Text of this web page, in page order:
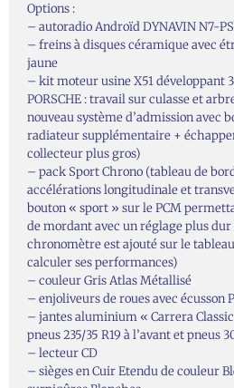
Options :
– autoradio Androïd DYNAVIN N7-
– freins à disques céramique avec
jaune
– kit moteur usine X51 développant
PORSCHE : travail sur culasse et
nouveau système d’admission avec
radiateur supplémentaire +
collecteur plus gros)
– pack Sport Chrono (tableau de
accélérations longitudinale et
bouton « sport » sur le PCM
de mordant avec un réglage plus
chronomètre est ajouté sur le
calculer ses performances)
– couleur Gris Atlas Métallisé
– enjoliveurs de roues avec écusson
– jantes aluminium « Carrera Classic
pneus 235/35 R19 à l’avant et pneus
– lecteur CD
– sièges en Cuir Etendu de couleur